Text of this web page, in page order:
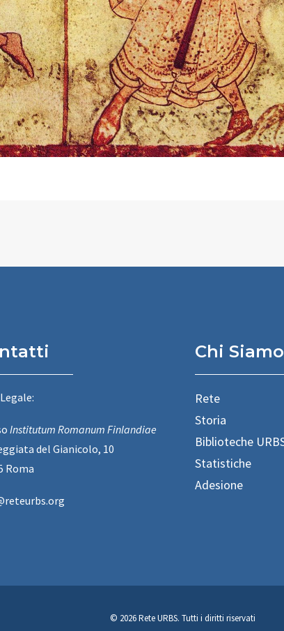
Institutum Romanum Finlandiae
del Gianicolo, 10
Roma
Chi Siamo
Rete
Storia
Biblioteche
Statistiche
Adesione
© 2026 Rete URBS. Tutti i diritti riservati